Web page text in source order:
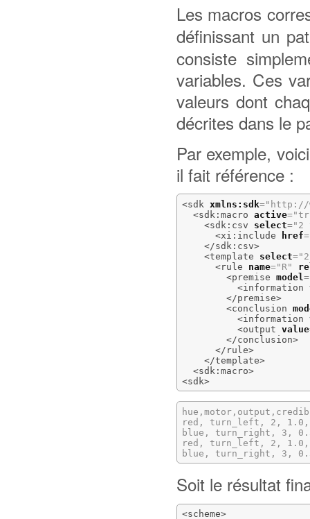
Les macros
définissant un
consiste
variables. Ces
valeurs dont
décrites dans le
Par exemple,
il fait référence :
<sdk xmlns:sdk="http://
<sdk:macro active=
<sdk:csv
select="2
<xi:include
href=
</sdk:csv>
<template
select=
<rule
name="R"
<premise model =
<information
</premise>
<conclusion
<information
<output value
</conclusion>
</rule>
</template>
<sdk:macro>
<sdk>
red, turn_left, 2, 1.0,
blue, turn_right, 3,
red, turn_left, 2, 1.0,
blue, turn_right, 3,
Soit le résultat
<scheme>